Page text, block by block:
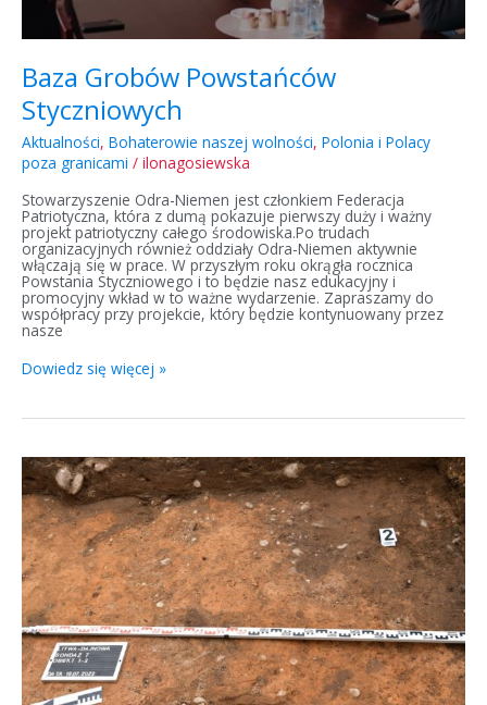
Baza Grobów Powstańców
Styczniowych
Aktualności, Bohaterowie naszej wolności, Polonia i Polacy
poza granicami / ilonagosiewska
Stowarzyszenie Odra-Niemen jest członkiem Federacja
Patriotyczna, która z dumą pokazuje pierwszy duży i ważny
projekt patriotyczny całego środowiska.Po trudach
organizacyjnych również oddziały Odra-Niemen aktywnie
włączają się w prace. W przyszłym roku okrągła rocznica
Powstania Styczniowego i to będzie nasz edukacyjny i
promocyjny wkład w to ważne wydarzenie. Zapraszamy do
współpracy przy projekcie, który będzie kontynuowany przez
nasze
Dowiedz się więcej »
#PowracamyPoSwoich